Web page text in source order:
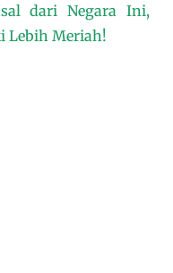
dari Negara Ini,
Lebih Meriah!